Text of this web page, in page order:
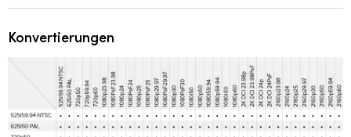
Konvertierungen